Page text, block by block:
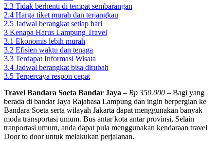
2.3 Tidak berhenti di tempat sembarangan
2.4 Harga tiket murah dan terjangkau
2.5 Jadwal berangkat setiap hari
3 Kenapa Harus Lampung Travel
3.1 Ekonomis lebih murah
3.2 Efisien waktu dan tenaga
3.3 Terdapat Informasi Wisata
3.4 Jadwal berangkat bisa dirubah
3.5 Terpercaya respon cepat
Travel Bandara Soeta Bandar Jaya – Rp 350.000 – Bagi yang
berada di bandar Jaya Rajabasa Lampung dan ingin berpergian ke
Bandara Soeta serta wilayah Jakarta dapat menggunakan banyak
moda transportasi umum. Bus antar kota antar provinsi, Selain
tranportasi umum, anda dapat pula menggunakan kendaraan travel
Door to door untuk melakukan perjalanan.